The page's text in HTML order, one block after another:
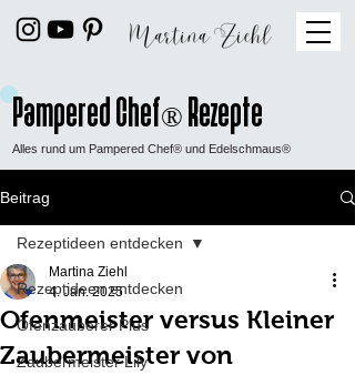
Alles rund um Pampered Chef® und Edelschmaus®
Pampered Chef® Rezepte
Beitrag
Rezeptideen entdecken
Ofenzauberer Plus
Zaubermeister Lily
Rezeptideen entdecken
Ofenmeister versus Kleiner
Zaubermeister von
Martina Ziehl
4. Jan. 2025